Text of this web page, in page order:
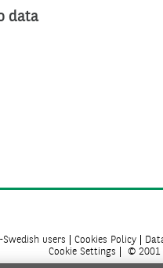
data
users Cookies Policy
Cookie Settings
© 2001